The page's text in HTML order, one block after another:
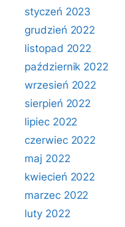
styczeń 2023
grudzień 2022
listopad 2022
październik 2022
wrzesień 2022
sierpień 2022
lipiec 2022
czerwiec 2022
maj 2022
kwiecień 2022
marzec 2022
luty 2022